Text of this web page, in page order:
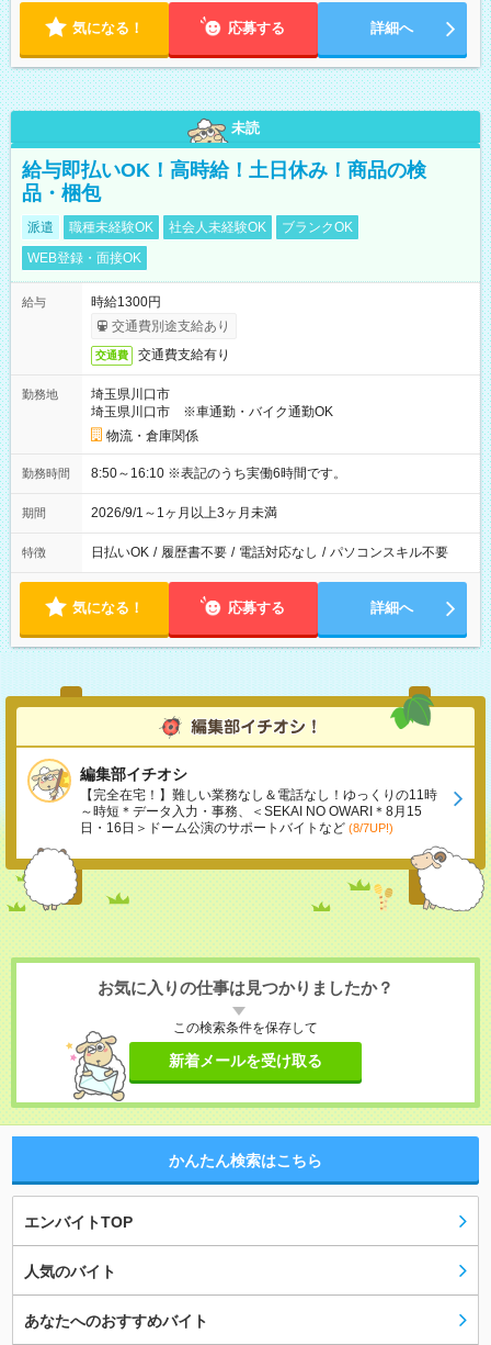
気になる！ 応募する 詳細へ
未読
給与即払いOK！高時給！土日休み！商品の検
品・梱包
派遣 職種未経験OK 社会人未経験OK
ブランクOK
WEB登録・面接OK
給与
時給1300円
交通費別途支給あり
交通費 交通費支給有り
勤務地
埼玉県川口市
埼玉県川口市 ※車通勤・バイク通勤OK
物流・倉庫関係
勤務時間 8:50～16:10 ※表記のうち実働6時間です。
期間 2026/9/1～1ヶ月以上3ヶ月未満
特徴 日払いOK / 履歴書不要 / 電話対応なし / パソコンスキル不要
気になる！ 応募する 詳細へ
編集部イチオシ
【完全在宅！】難しい業務なし＆電話なし！ゆっくりの11時
～時短＊データ入力・事務、＜SEKAI NO OWARI＊8月15
日・16日＞ドーム公演のサポートバイトなど (8/7UP!)
お気に入りの仕事は見つかりましたか？
この検索条件を保存して
新着メールを受け取る
かんたん検索はこちら
エンバイトTOP
人気のバイト
あなたへのおすすめバイト